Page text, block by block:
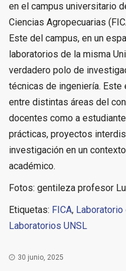
en el campus universitario
Ciencias Agropecuarias
Este del campus, en un
laboratorios de la misma
verdadero polo de
técnicas de ingeniería.
entre distintas áreas del
docentes como a
prácticas, proyectos
investigación en un
académico.
Fotos: gentileza profesor
Etiquetas: FICA, Laboratorio
Laboratorios UNSL
30 junio, 2025